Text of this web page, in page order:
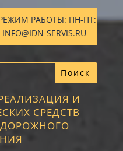
РАБОТЫ: ПН-ПТ:
SERVIS.RU
И
СРЕДСТВ